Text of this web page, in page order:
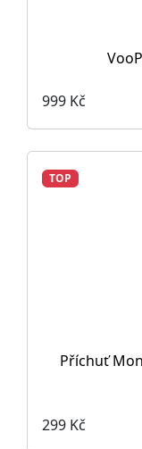
999 Kč
TOP
Příchuť
299 Kč